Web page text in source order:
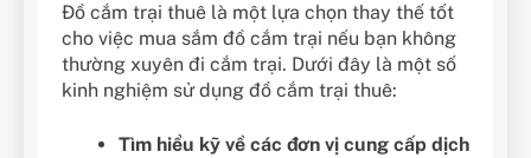
Đồ cắm trại thuê là một lựa chọn thay thế tốt
cho việc mua sắm đồ cắm trại nếu bạn không
thường xuyên đi cắm trại. Dưới đây là một số
kinh nghiệm sử dụng đồ cắm trại thuê:
Tìm hiểu kỹ về các đơn vị cung cấp dịch